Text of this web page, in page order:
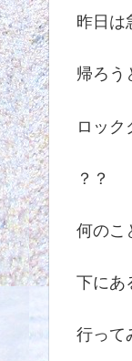
昨日は
帰ろう
ロック
？？
何のこ
下にあ
行って